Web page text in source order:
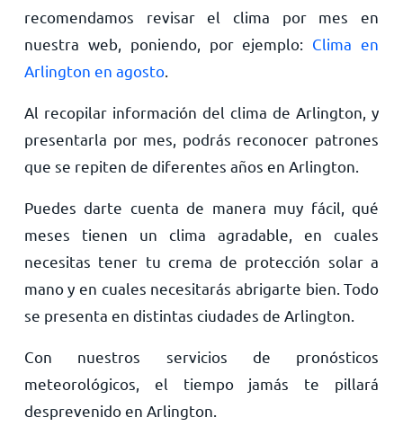
recomendamos revisar el clima por mes en
nuestra web, poniendo, por ejemplo: Clima en
Arlington en agosto.
Al recopilar información del clima de Arlington, y
presentarla por mes, podrás reconocer patrones
que se repiten de diferentes años en Arlington.
Puedes darte cuenta de manera muy fácil, qué
meses tienen un clima agradable, en cuales
necesitas tener tu crema de protección solar a
mano y en cuales necesitarás abrigarte bien. Todo
se presenta en distintas ciudades de Arlington.
Con nuestros servicios de pronósticos
meteorológicos, el tiempo jamás te pillará
desprevenido en Arlington.